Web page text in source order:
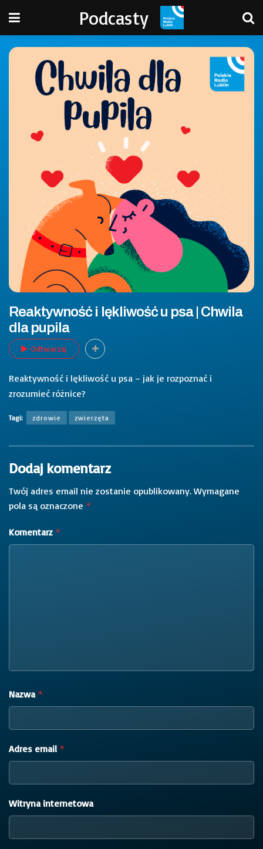
Podcasty
Reaktywność i lękliwość u psa | Chwila
dla pupila
Odtwarzaj
Reaktywność i lękliwość u psa – jak je rozpoznać i
zrozumieć różnice?
Tagi: zdrowie zwierzęta
Dodaj komentarz
Twój adres email nie zostanie opublikowany. Wymagane
pola są oznaczone *
Komentarz *
Nazwa *
Adres email *
Witryna internetowa